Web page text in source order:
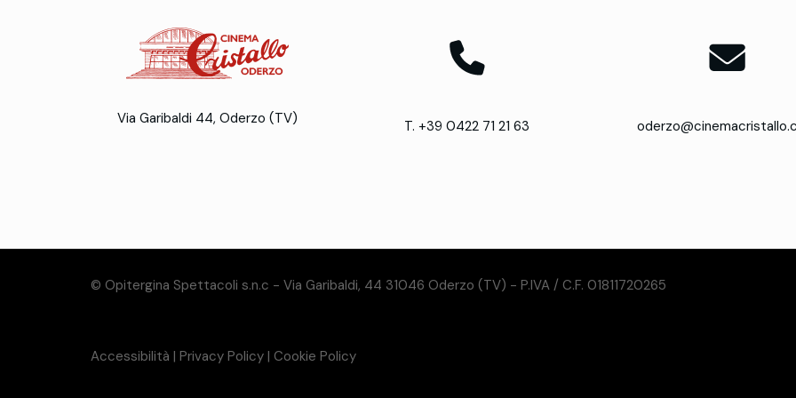
Via Garibaldi 44, Oderzo (TV) T. +39 0422 71 21 63
© Opitergina Spettacoli s.n.c - Via Garibaldi, 44 31046 Oderzo (TV) - P.IVA / C.F. 01811720265
Accessibilità | Privacy Policy | Cookie Policy